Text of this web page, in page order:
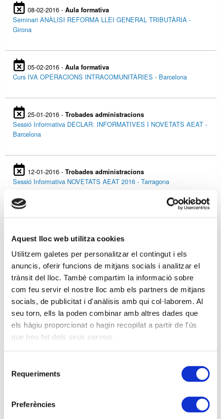
Aquest lloc web utilitza cookies
Utilitzem galetes per personalitzar el contingut i els
anuncis, oferir funcions de mitjans socials i analitzar el
trànsit del lloc. També compartim la informació sobre
com feu servir el nostre lloc amb els partners de mitjans
socials, de publicitat i d'anàlisis amb qui col·laborem. Al
seu torn, ells la poden combinar amb altres dades que
els hàgiu proporcionat o hagin recopilat a partir de l'ús
que heu fet dels seus serveis.
Requeriments
Preferències
08-02-2016 - Aula formativa
Seminari ANÀLISI REFORMA LLEI GENERAL TRIBUTÀRIA -
Girona
05-02-2016 - Aula formativa
Curs IVA OPERACIONS INTRACOMUNITÀRIES - Barcelona
25-01-2016 - Trobades administracions
Sessió Informativa DECLAR. INFORMATIVES I NOVETATS AEAT -
Barcelona
12-01-2016 - Trobades administracions
Sessió Informativa NOVETATS AEAT 2016 - Tarragona
11-01-2016 -Trobades administracions
- Girona
17-12-2015 -Aula formativa
Seminari TANCAMENT FISCAL 2015 - Tarragona
Anterior Següent